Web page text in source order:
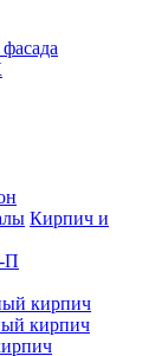
Кирпич и
П
кирпич
кирпич